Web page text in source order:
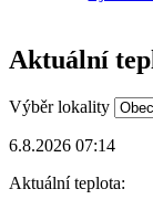
Aktuální
Výběr lokality
6.8.2026 07:14
Aktuální teplota: